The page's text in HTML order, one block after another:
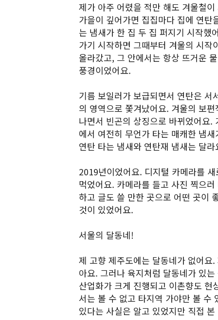
제가 아주 어렸을 적만 해도 겨울철
가을이 깊어가면 집집마다 집에 연
는 냄새가 한 집 두 집 퍼지기 시작했
가기 시작하면 그때부터 겨울의 시작
올라갔고, 그 안에서는 항상 뜨거운
풍경이었어요.
기름 보일러가 보급되면서 연탄은
의 영역으로 쫓겨났어요. 겨울의 보
나면서 빈곤의 상징으로 바뀌었어요
에서 여전히 무언가 타는 매캐한 냄
연탄 타는 냄새와 연탄재 냄새는 달라
2019년이었어요. 디지털 카메라를
먹었어요. 카메라를 들고 사진 찍으
하고 글도 쓸 만한 곳으로 어떤 곳이
것이 있었어요.
서울의 달동네!
제 고향 제주도에는 달동네가 없어요
아요. 그러나 육지처럼 달동네가 있
산업화가 크게 진행되고 이촌향도 현
서는 볼 수 없고 타지역 가야만 볼 수
있다는 사실은 알고 있었지만 직접